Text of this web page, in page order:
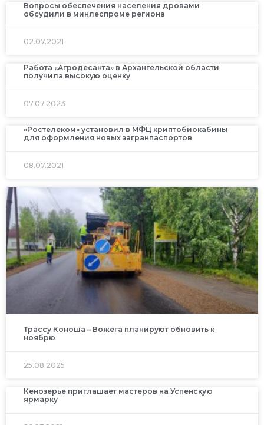
Вопросы обеспечения населения дровами
обсудили в минлеспроме региона
02.07.2021
Работа «Агродесанта» в Архангельской области
получила высокую оценку
07.07.2023
«Ростелеком» установил в МФЦ криптобиокабины
для оформления новых загранпаспортов
08.07.2021
Трассу Коноша – Вожега планируют обновить к
ноябрю
25.08.2025
Кенозерье приглашает мастеров на Успенскую
ярмарку